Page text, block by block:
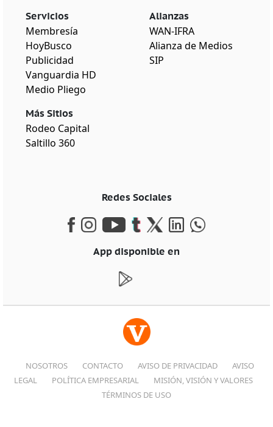
Servicios
Membresía
HoyBusco
Publicidad
Vanguardia HD
Medio Pliego
Más Sitios
Rodeo Capital
Saltillo 360
Alianzas
WAN-IFRA
Alianza de Medios
SIP
Redes Sociales
App disponible en
NOSOTROS CONTACTO AVISO DE PRIVACIDAD
AVISO
LEGAL
POLÍTICA EMPRESARIAL
MISIÓN, VISIÓN Y VALORES
TÉRMINOS DE USO